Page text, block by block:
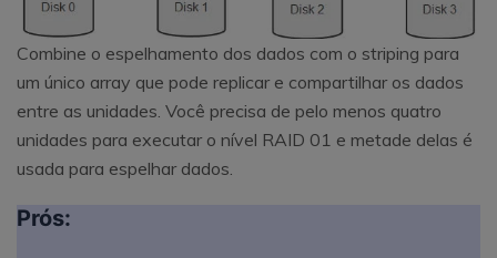
Combine o espelhamento dos dados com o striping para
um único array que pode replicar e compartilhar os dados
entre as unidades. Você precisa de pelo menos quatro
unidades para executar o nível RAID 01 e metade delas é
usada para espelhar dados.
Prós: